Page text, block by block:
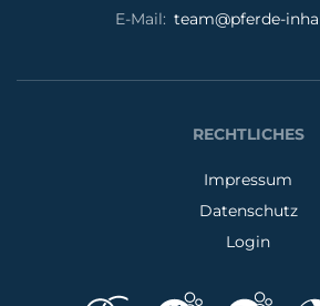
E-Mail: team@pferde-
RECHTLICHES
Impressum
Datenschutz
Login